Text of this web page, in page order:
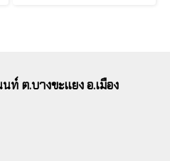
ท์ ต.บางขะแยง อ.เมือง